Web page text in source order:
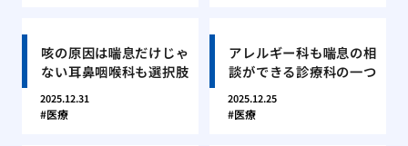
咳の原因は喘息だけじゃ
ない耳鼻咽喉科も選択肢
2025.12.31
医療
アレルギー科も喘息の相
談ができる診療科の一つ
2025.12.25
医療